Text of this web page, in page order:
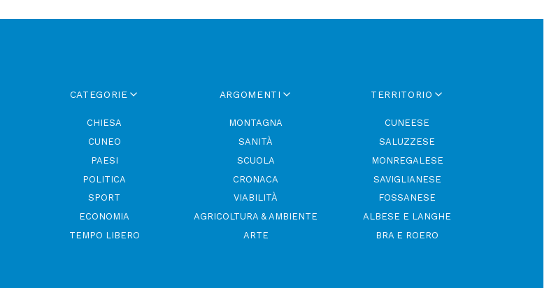
CATEGORIE
CHIESA
CUNEO
PAESI
POLITICA
SPORT
ECONOMIA
TEMPO LIBERO
ARGOMENTI
MONTAGNA
SANITÀ
SCUOLA
CRONACA
VIABILITÀ
AGRICOLTURA & AMBIENTE
ARTE
TERRITORIO
CUNEESE
SALUZZESE
MONREGALESE
SAVIGLIANESE
FOSSANESE
ALBESE E LANGHE
BRA E ROERO